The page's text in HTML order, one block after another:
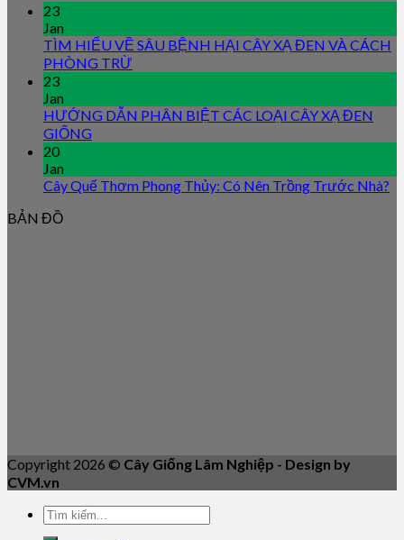
23
Jan
TÌM HIỂU VỀ SÂU BỆNH HẠI CÂY XẠ ĐEN VÀ CÁCH
PHÒNG TRỪ
23
Jan
HƯỚNG DẪN PHÂN BIỆT CÁC LOẠI CÂY XẠ ĐEN
GIỐNG
20
Jan
Cây Quế Thơm Phong Thủy: Có Nên Trồng Trước Nhà?
BẢN ĐỒ
Copyright 2026 © Cây Giống Lâm Nghiệp - Design by
CVM.vn